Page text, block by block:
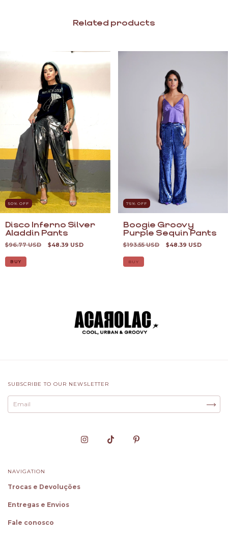
Related products
50% OFF
Disco Inferno Silver
Aladdin Pants
$96.77 USD $48.39 USD
BUY
75% OFF
Boogie Groovy
Purple Sequin Pants
$193.55 USD $48.39 USD
SUBSCRIBE TO OUR NEWSLETTER
NAVIGATION
Trocas e Devoluções
Entregas e Envios
Fale conosco